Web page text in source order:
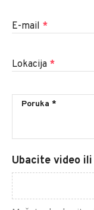
E-mail *
Lokacija *
Ubacite video